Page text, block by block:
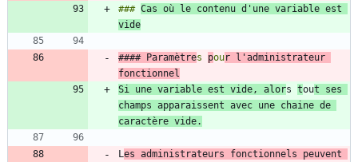
### Cas où le contenu d'une variable est
vide
#### Paramètres pour l'administrateur
Si une variable est vide, alors tout ses
champs apparaissent avec une chaine de
Les administrateurs fonctionnels peuvent